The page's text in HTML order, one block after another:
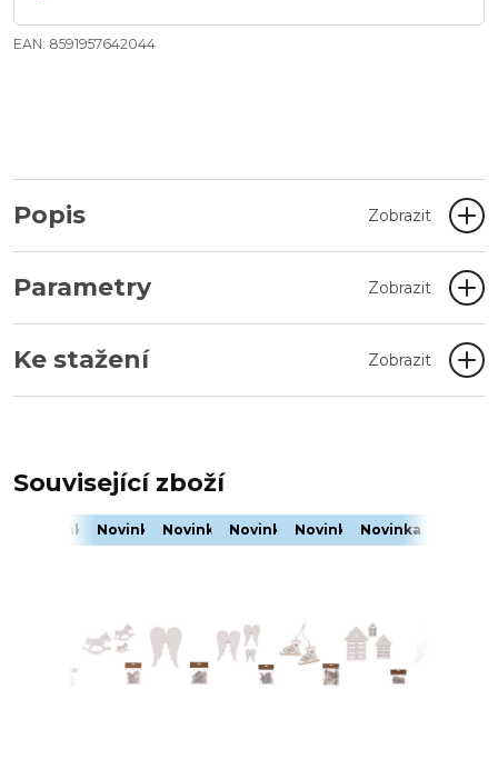
EAN: 8591957642044
Popis Zobrazit
Parametry Zobrazit
Ke stažení Zobrazit
Související zboží
Novinka Novinka Novinka Novinka Novinka Novinka